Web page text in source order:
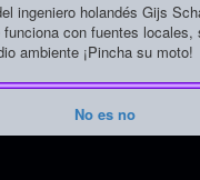
ingeniero holandés Gijs
con fuentes
ambiente ¡Pincha su moto!
No es no